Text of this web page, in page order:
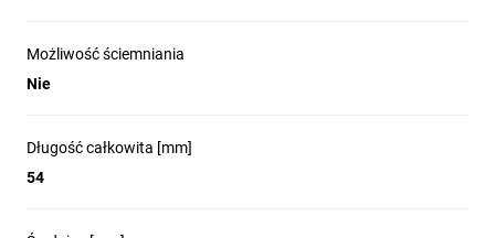
Możliwość ściemniania
Nie
Długość całkowita [mm]
54